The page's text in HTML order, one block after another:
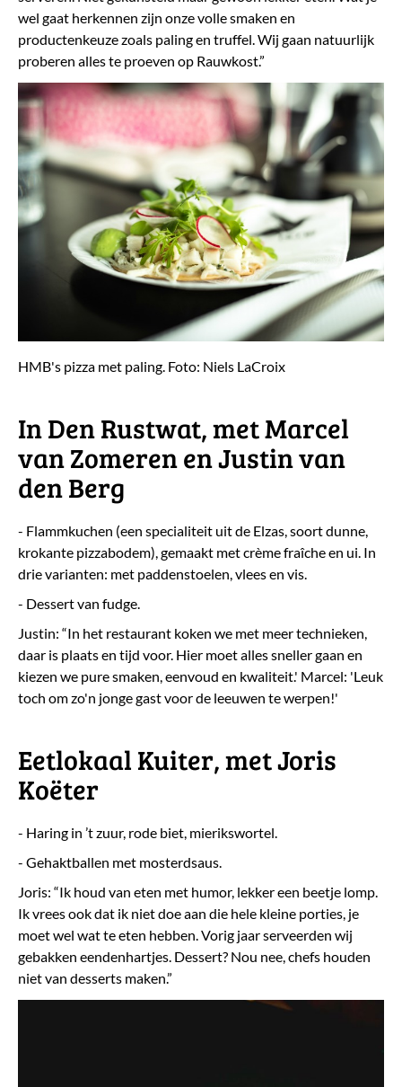
wel gaat herkennen zijn onze volle smaken en
productenkeuze zoals paling en truffel. Wij gaan natuurlijk
proberen alles te proeven op Rauwkost.”
HMB's pizza met paling. Foto: Niels LaCroix
In Den Rustwat, met Marcel
van Zomeren en Justin van
den Berg
- Flammkuchen (een specialiteit uit de Elzas, soort dunne,
krokante pizzabodem), gemaakt met crème fraîche en ui. In
drie varianten: met paddenstoelen, vlees en vis.
- Dessert van fudge.
Justin: “In het restaurant koken we met meer technieken,
daar is plaats en tijd voor. Hier moet alles sneller gaan en
kiezen we pure smaken, eenvoud en kwaliteit.' Marcel: 'Leuk
toch om zo'n jonge gast voor de leeuwen te werpen!'
Eetlokaal Kuiter, met Joris
Koëter
- Haring in ’t zuur, rode biet, mierikswortel.
- Gehaktballen met mosterdsaus.
Joris: “Ik houd van eten met humor, lekker een beetje lomp.
Ik vrees ook dat ik niet doe aan die hele kleine porties, je
moet wel wat te eten hebben. Vorig jaar serveerden wij
gebakken eendenhartjes. Dessert? Nou nee, chefs houden
niet van desserts maken.”